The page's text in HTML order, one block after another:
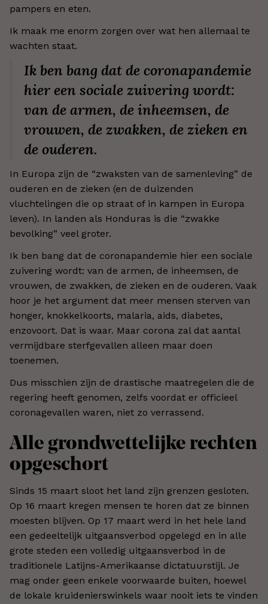
pampers en eten.
Ik maak me enorm zorgen over wat hen allemaal te
wachten staat.
Ik ben bang dat de coronapandemie
hier een sociale zuivering wordt:
van de armen, de inheemsen, de
vrouwen, de zwakken, de zieken en
de ouderen.
In Europa zijn de “zwaksten van de samenleving” de
ouderen en de zieken (en de duizenden
vluchtelingen die op straat of in kampen in Europa
leven). In landen als Honduras is die “zwakke
bevolking” veel groter.
Ik ben bang dat de coronapandemie hier een sociale
zuivering wordt: van de armen, de inheemsen, de
vrouwen, de zwakken, de zieken en de ouderen. Vaak
hoor je het argument dat meer mensen sterven van
honger, knokkelkoorts, malaria, aids, diabetes,
enzovoort. Dat is waar. Maar corona zal dat aantal
vermijdbare sterfgevallen alleen maar doen
toenemen.
Dus misschien zijn de drastische maatregelen die de
regering heeft genomen, zelfs voordat er officieel
coronagevallen waren, niet zo verrassend.
Alle grondwettelijke rechten
opgeschort
Sinds 15 maart sloot het land zijn grenzen gesloten.
Op 16 maart kregen mensen te horen dat ze binnen
moesten blijven. Op 17 maart werd in het hele land
een gedeeltelijk uitgaansverbod opgelegd en in alle
grote steden een volledig uitgaansverbod in de
traditionele Latijns-Amerikaanse dictatuurstijl. Je
mag onder geen enkele voorwaarde buiten, hoewel
de lokale kruidenierswinkels waar nooit iets te vinden